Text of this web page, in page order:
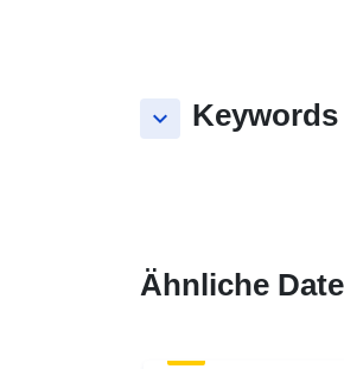
keyboard_arrow_down Keywords
Ähnliche